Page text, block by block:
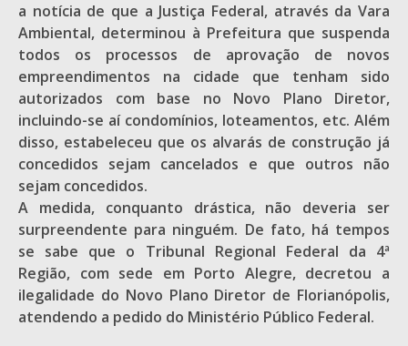
a notícia de que a Justiça Federal, através da Vara
Ambiental, determinou à Prefeitura que suspenda
todos os processos de aprovação de novos
empreendimentos na cidade que tenham sido
autorizados com base no Novo Plano Diretor,
incluindo-se aí condomínios, loteamentos, etc. Além
disso, estabeleceu que os alvarás de construção já
concedidos sejam cancelados e que outros não
sejam concedidos.
A medida, conquanto drástica, não deveria ser
surpreendente para ninguém. De fato, há tempos
se sabe que o Tribunal Regional Federal da 4ª
Região, com sede em Porto Alegre, decretou a
ilegalidade do Novo Plano Diretor de Florianópolis,
atendendo a pedido do Ministério Público Federal.